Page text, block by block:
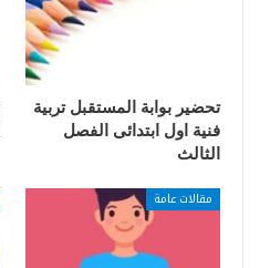
تحضير بوابة المستقبل تربية
فنية اول ابتدائى الفصل
الثالث
مقالات عامة